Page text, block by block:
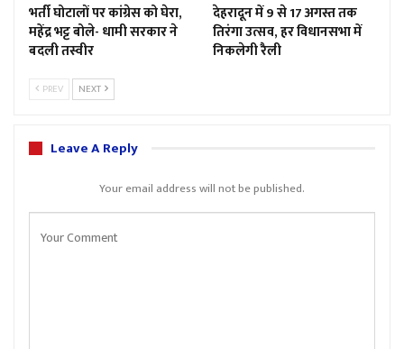
भर्ती घोटालों पर कांग्रेस को घेरा,
महेंद्र भट्ट बोले- धामी सरकार ने
बदली तस्वीर
देहरादून में 9 से 17 अगस्त तक
तिरंगा उत्सव, हर विधानसभा में
निकलेगी रैली
PREV NEXT
Leave A Reply
Your email address will not be published.